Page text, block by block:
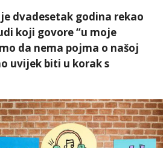
dvadesetak godina rekao
koji govore “u moje
da nema pojma o našoj
uvijek biti u korak s